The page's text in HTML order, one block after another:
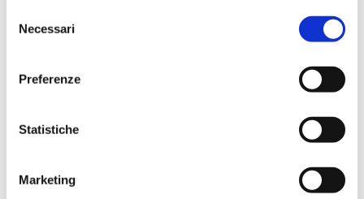
delNecessari
Preferenze
Statistiche
Marketing
promuovendo uguaglianza e dignità.
e affrontare la crisi climatica.